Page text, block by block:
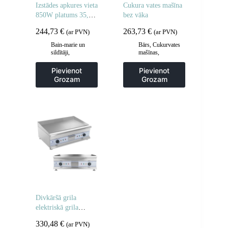
Izstādes apkures vieta
850W platums 35,5
244,73 € (ar PVN)
Bain-marie un
sildītāji
Vitrīnu skapji un
apsildes skapji
Pievienot
Grozam
Cukura vates mašīna
bez vāka
263,73€ (ar PVN)
Bārs ,Cukurvates
mašīnas
Pievienot
Grozam
Divkāršā grila
elektriskā grila
330,48 € (ar PVN)